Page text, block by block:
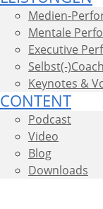
Medien-
Mentale
Executive
Selbst(-
Keynotes &
CONTENT
Podcast
Video
Blog
Downloads